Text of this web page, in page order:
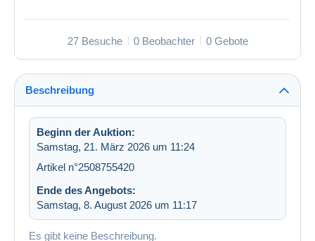
27 Besuche 0 Beobachter 0 Gebote
Beschreibung
Beginn der Auktion:
Samstag, 21. März 2026 um 11:24
Artikel n°2508755420
Ende des Angebots:
Samstag, 8. August 2026 um 11:17
Es gibt keine Beschreibung.